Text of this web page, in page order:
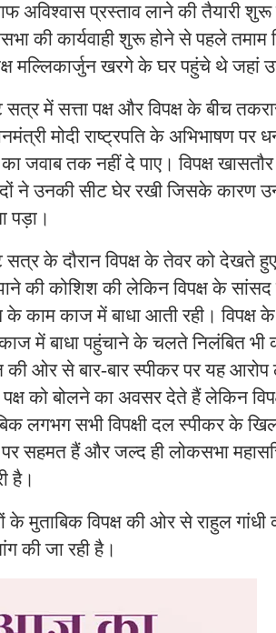
अविश्वास प्रस्ताव लाने की तैयारी
की कार्यवाही शुरू होने से पहले तमाम
मल्लिकार्जुन खरगे के घर पहुंचे थे जहां
में सत्ता पक्ष और विपक्ष के बीच
मोदी राष्ट्रपति के अभिभाषण पर
का जवाब तक नहीं दे पाए। विपक्ष
ने उनकी सीट घेर रखी जिसके कारण
पड़ा।
के दौरान विपक्ष के तेवर को देखते हुए
की कोशिश की लेकिन विपक्ष के
काम काज में बाधा आती रही। विपक्ष
में बाधा पहुंचाने के चलते निलंबित भी
की ओर से बार-बार स्पीकर पर यह आरोप
पक्ष को बोलने का अवसर देते हैं लेकिन
लगभग सभी विपक्षी दल स्पीकर के
सहमत हैं और जल्द ही लोकसभा
है।
के मुताबिक विपक्ष की ओर से राहुल
की जा रही है।